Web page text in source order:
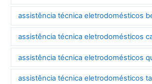
assistência técnica eletrodomésticos
assistência técnica eletrodomésticos
assistência técnica eletrodomésticos
assistência técnica eletrodomésticos